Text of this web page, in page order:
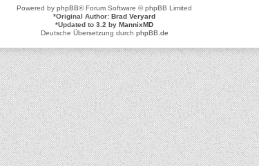
Powered by phpBB® Forum Software © phpBB Limited
*Original Author: Brad Veryard
*Updated to 3.2 by MannixMD
Deutsche Übersetzung durch phpBB.de